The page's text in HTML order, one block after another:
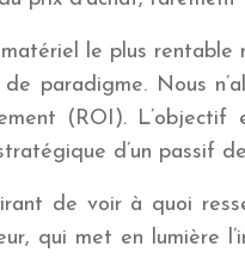
le plus rentable
paradigme. Nous
(ROI). L’objectif
d’un passif
de voir à quoi
qui met en lumière